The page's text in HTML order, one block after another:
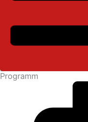
Programm